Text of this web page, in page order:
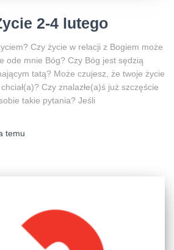
2-4 lutego
Czy życie w relacji z Bogiem może
ode mnie Bóg? Czy Bóg jest sędzią
tatą? Może czujesz, że twoje życie
Czy znalazłe(a)ś już szczęście
takie pytania? Jeśli
temu